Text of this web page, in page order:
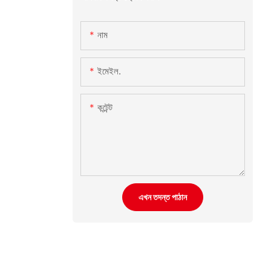
নাম
ইমেইল.
কন্টেন্ট
এখন তদন্ত পাঠান